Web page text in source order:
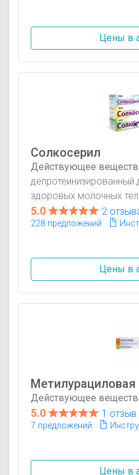
Цены в
Солкосерил
Действующее
депротеинизированный
здоровых молочных
5.0 2
228 предложений
Цены в
Метилурациловая
Действующее
5.0 1 отзыв
7 предложений
Цены в